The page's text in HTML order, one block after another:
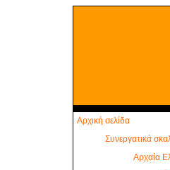
Αρχική σελίδα
Συνεργατικά
Αρχαία